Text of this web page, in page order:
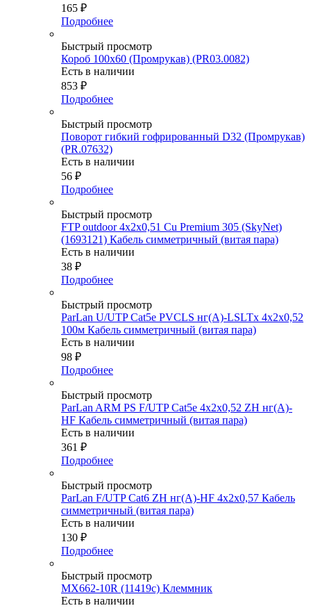
165 ₽
Подробнее
Быстрый просмотр
Короб 100х60 (Промрукав) (PR03.0082)
Есть в наличии
853 ₽
Подробнее
Быстрый просмотр
Поворот гибкий гофрированный D32 (Промрукав)
(PR.07632)
Есть в наличии
56 ₽
Подробнее
Быстрый просмотр
FTP outdoor 4x2x0,51 Cu Premium 305 (SkyNet)
(1693121) Кабель симметричный (витая пара)
Есть в наличии
38 ₽
Подробнее
Быстрый просмотр
ParLan U/UTP Cat5e PVCLS нг(А)-LSLTx 4х2х0,52
100м Кабель симметричный (витая пара)
Есть в наличии
98 ₽
Подробнее
Быстрый просмотр
ParLan ARM PS F/UTP Cat5е 4х2х0,52 ZH нг(А)-
HF Кабель симметричный (витая пара)
Есть в наличии
361 ₽
Подробнее
Быстрый просмотр
ParLan F/UTP Cat6 ZH нг(А)-HF 4х2х0,57 Кабель
симметричный (витая пара)
Есть в наличии
130 ₽
Подробнее
Быстрый просмотр
MX662-10R (11419c) Клеммник
Есть в наличии